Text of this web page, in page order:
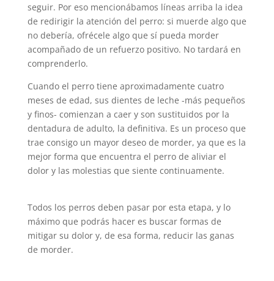
seguir. Por eso mencionábamos líneas arriba la idea
de redirigir la atención del perro: si muerde algo que
no debería, ofrécele algo que sí pueda morder
acompañado de un refuerzo positivo. No tardará en
comprenderlo.
Cuando el perro tiene aproximadamente cuatro
meses de edad, sus dientes de leche -más pequeños
y finos- comienzan a caer y son sustituidos por la
dentadura de adulto, la definitiva. Es un proceso que
trae consigo un mayor deseo de morder, ya que es la
mejor forma que encuentra el perro de aliviar el
dolor y las molestias que siente continuamente.
Todos los perros deben pasar por esta etapa, y lo
máximo que podrás hacer es buscar formas de
mitigar su dolor y, de esa forma, reducir las ganas
de morder.